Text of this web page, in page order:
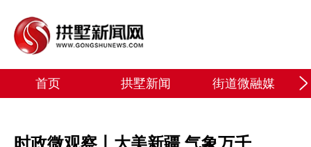
首页 拱墅新闻 街道微融媒